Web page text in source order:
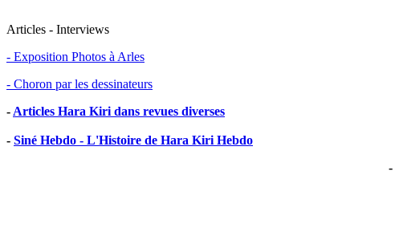
Articles - Interviews
- Exposition Photos à Arles
- Choron par les dessinateurs
- Articles Hara Kiri dans revues diverses
- Siné Hebdo - L'Histoire de Hara Kiri Hebdo
-